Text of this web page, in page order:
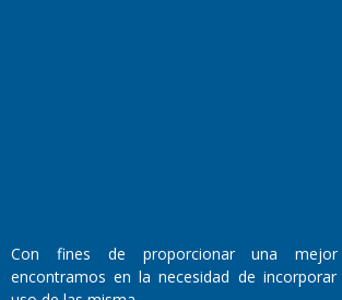
Walter René Goñi
Con fines de proporcionar una mejor
encontramos en la necesidad de incorporar